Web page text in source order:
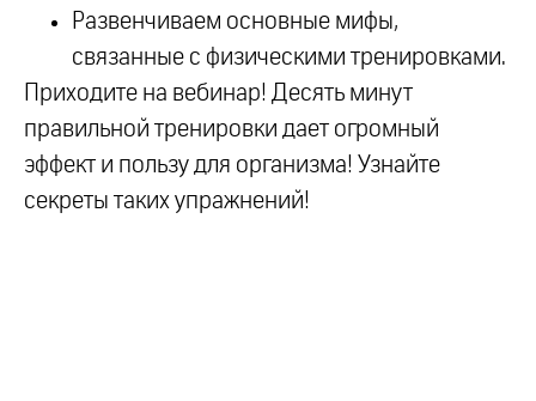
Развенчиваем основные мифы,
связанные с физическими тренировками.
Приходите на вебинар! Десять минут
правильной тренировки дает огромный
эффект и пользу для организма! Узнайте
секреты таких упражнений!